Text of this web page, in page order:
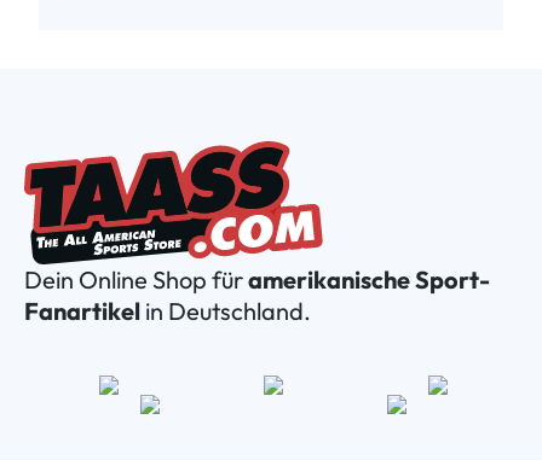
Dein Online Shop füramerikanische Sport-
Fanartikel in Deutschland.